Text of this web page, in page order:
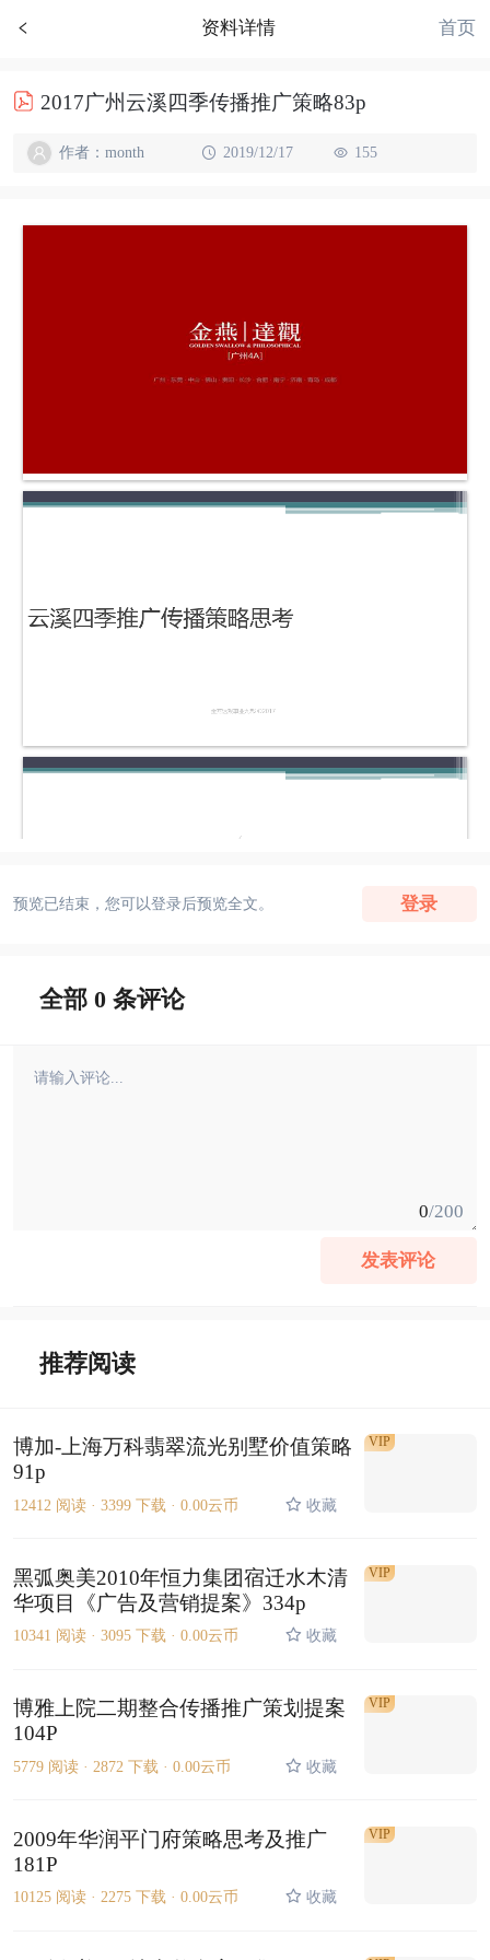
资料详情 首页
2017广州云溪四季传播推广策略83p
作者：month 2019/12/17 155
预览已结束，您可以登录后预览全文。 登录
全部 0 条评论
0/200
发表评论
推荐阅读
博加-上海万科翡翠流光别墅价值策略
91p
12412 阅读 · 3399 下载 · 0.00云币 收藏
VIP
黑弧奥美2010年恒力集团宿迁水木清
华项目《广告及营销提案》334p
10341 阅读 · 3095 下载 · 0.00云币 收藏
VIP
博雅上院二期整合传播推广策划提案
104P
5779 阅读 · 2872 下载 · 0.00云币 收藏
VIP
2009年华润平门府策略思考及推广
181P
10125 阅读 · 2275 下载 · 0.00云币 收藏
VIP